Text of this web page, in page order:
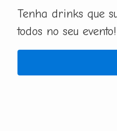
Tenha drinks que
todos no seu evento!